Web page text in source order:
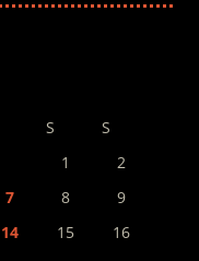
S
S
1
2
7 8
9
14 15
16